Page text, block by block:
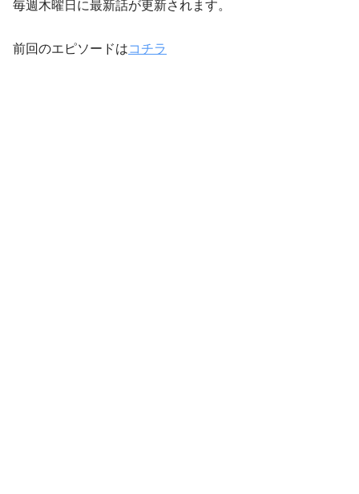
毎週木曜日に最新話が更新されます。
前回のエピソードはコチラ